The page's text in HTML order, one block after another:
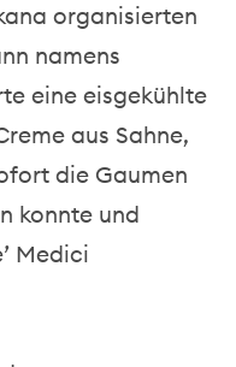
organisierten
namens
eine eisgekühlte
aus Sahne,
die Gaumen
konnte und
Medici